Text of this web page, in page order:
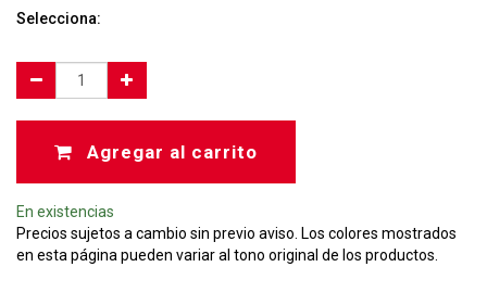
Selecciona:
Agregar al carrito
En existencias
Precios sujetos a cambio sin previo aviso. Los colores mostrados
en esta página pueden variar al tono original de los productos.